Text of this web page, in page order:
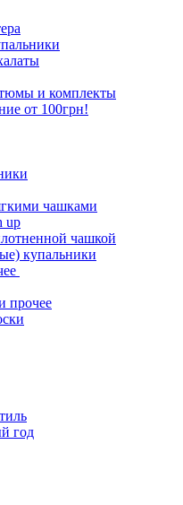
и комплекты
от 100грн!
чашками
up
чашкой
купальники
прочее
год